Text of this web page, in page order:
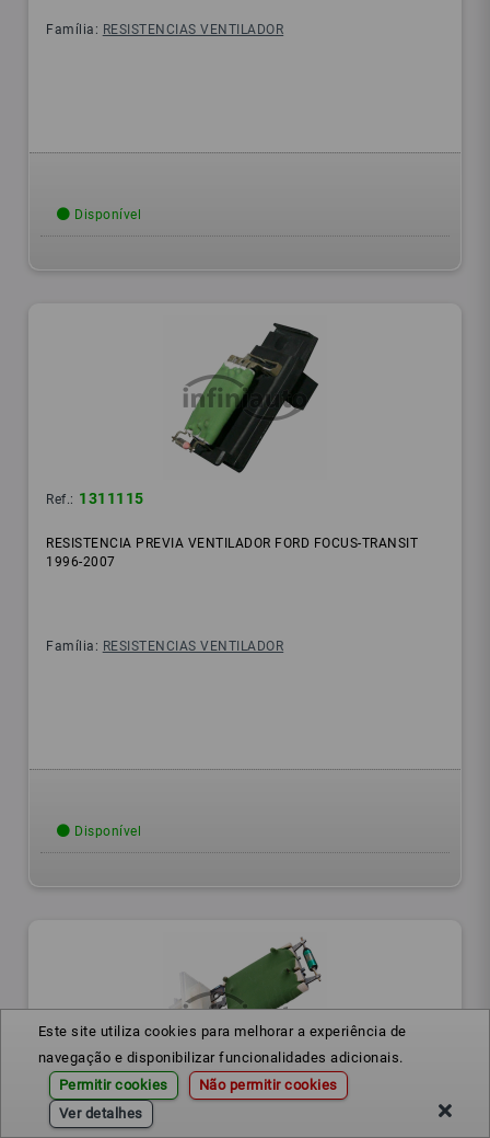
Este site utiliza cookies para melhorar a experiência de
navegação e disponibilizar funcionalidades adicionais.
Permitir cookies
Não permitir cookies
Ver detalhes
Família: RESISTENCIAS VENTILADOR
Disponível
Ref.: 1311115
RESISTENCIA PREVIA VENTILADOR FORD FOCUS-TRANSIT
1996-2007
Família: RESISTENCIAS VENTILADOR
Disponível
Ref.: 1K0959263A